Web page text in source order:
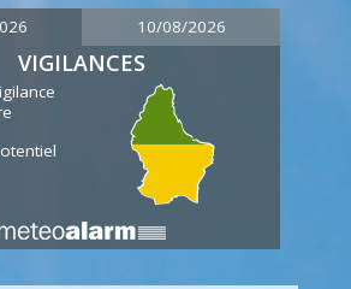
10/08/2026
VIGILANCES